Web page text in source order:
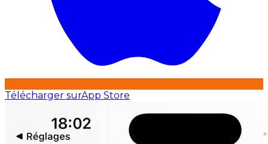
Télécharger surApp Store